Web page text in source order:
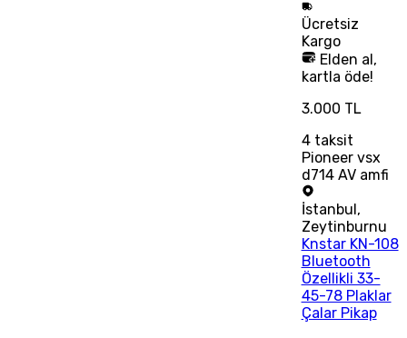
Ücretsiz
Kargo
Elden al,
kartla öde!
3.000 TL
4taksit
Pioneer vsx
d714 AV amfi
İstanbul ,
Zeytinburnu
Knstar KN-108
Bluetooth
Özellikli 33-
45-78 Plaklar
Çalar Pikap